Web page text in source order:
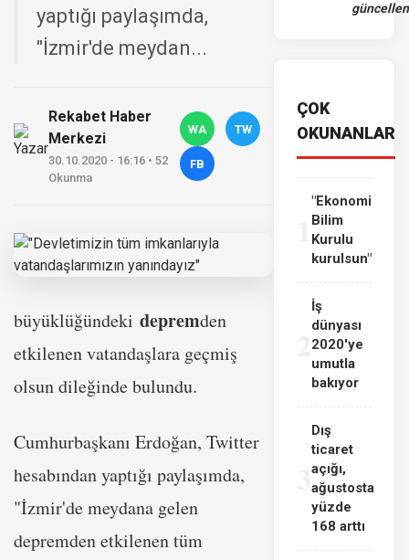
yaptığı paylaşımda,
"İzmir'de meydan...
Rekabet Haber
Merkezi
30.10.2020 - 16:16 • 52
Okunma
WA TW
FB
büyüklüğündeki depremden
etkilenen vatandaşlara geçmiş
olsun dileğinde bulundu.
Cumhurbaşkanı Erdoğan, Twitter
hesabından yaptığı paylaşımda,
"İzmir'de meydana gelen
depremden etkilenen tüm
ÇOK
OKUNANLAR
"Ekonomi
Bilim
Kurulu
kurulsun"
İş
dünyası
2020'ye
umutla
bakıyor
3
Dış
ticaret
açığı,
ağustosta
yüzde
168 arttı